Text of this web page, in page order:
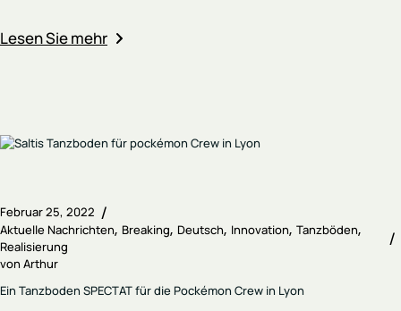
Lesen Sie mehr
Februar 25, 2022
Aktuelle Nachrichten Breaking Deutsch Innovation Tanzböden
Realisierung
von Arthur
Ein Tanzboden SPECTAT für die Pockémon Crew in Lyon